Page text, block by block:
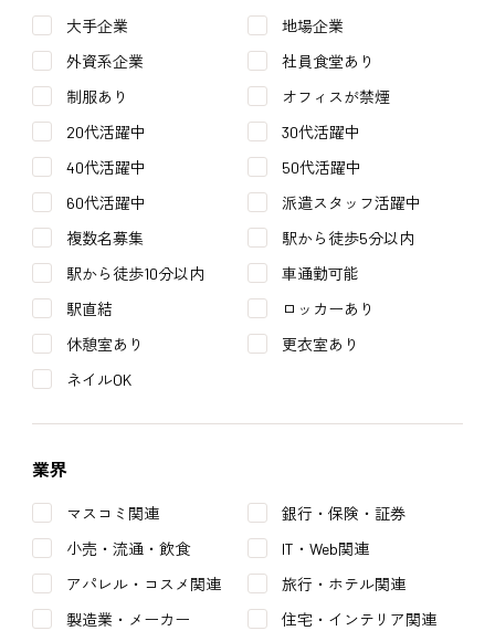
大手企業
地場企業
外資系企業
社員食堂あり
制服あり
オフィスが禁煙
20代活躍中
30代活躍中
40代活躍中
50代活躍中
60代活躍中
派遣スタッフ活躍中
複数名募集
駅から徒歩5分以内
駅から徒歩10分以内
車通勤可能
駅直結
ロッカーあり
休憩室あり
更衣室あり
ネイルOK
業界
マスコミ関連
銀行・保険・証券
小売・流通・飲食
IT・Web関連
アパレル・コスメ関連
旅行・ホテル関連
製造業・メーカー
住宅・インテリア関連